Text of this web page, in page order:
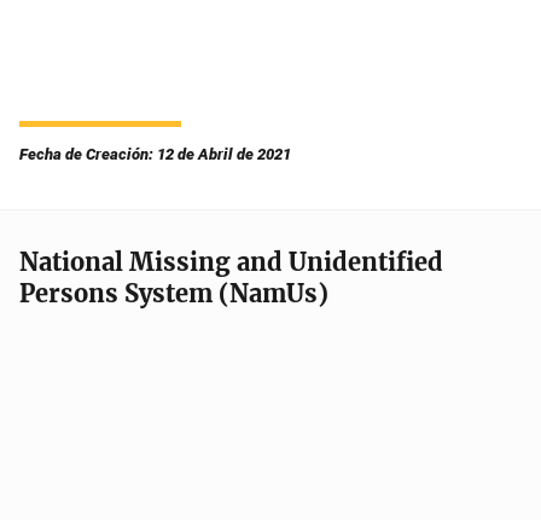
Fecha de Creación: 12 de Abril de 2021
National Missing and Unidentified
Persons System (NamUs)